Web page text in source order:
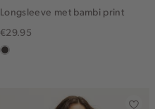
Longsleeve met bambi print
€29.95
choco